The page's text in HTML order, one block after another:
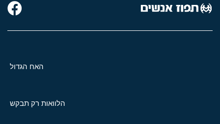
האח הגדול
הלוואות רק תבקש